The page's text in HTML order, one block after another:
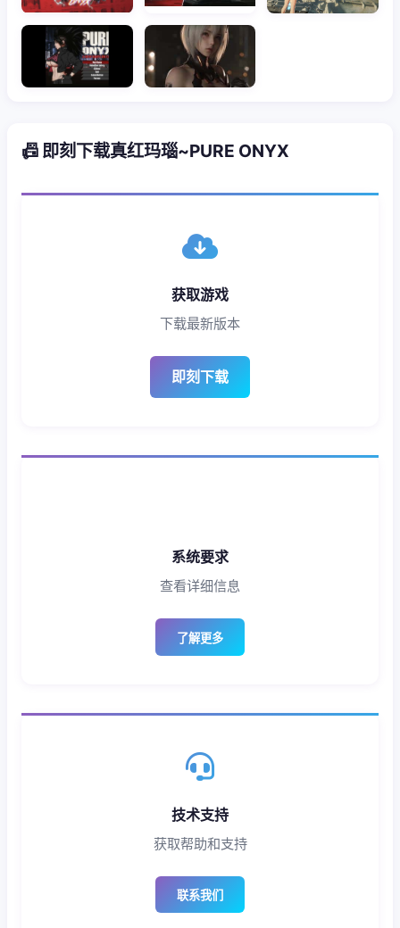
📠 即刻下载真红玛瑙~PURE ONYX
获取游戏
下载最新版本
即刻下载
系统要求
查看详细信息
了解更多
技术支持
获取帮助和支持
联系我们